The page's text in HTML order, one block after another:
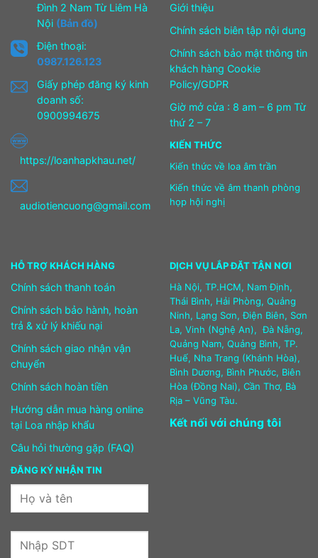
Đình 2 Nam Từ Liêm Hà
Nội (Bản đồ)
Điện thoại:
0987.126.123
Giấy phép đăng ký kinh
doanh số:
0900994675
https://loanhapkhau.net/
audiotiencuong@gmail.com
Giới thiệu
Chính sách biên tập nội dung
Chính sách bảo mật thông tin
khách hàng Cookie
Policy/GDPR
Giờ mở cửa : 8 am – 6 pm Từ
thứ 2 – 7
KIẾN THỨC
Kiến thức về loa âm trần
Kiến thức về âm thanh phòng
họp hội nghị
HỖ TRỢ KHÁCH HÀNG
Chính sách thanh toán
Chính sách bảo hành, hoàn
trả & xử lý khiếu nại
Chính sách giao nhận vận
chuyển
Chính sách hoàn tiền
Hướng dẫn mua hàng online
tại Loa nhập khẩu
Câu hỏi thường gặp (FAQ)
ĐĂNG KÝ NHẬN TIN
DỊCH VỤ LẮP ĐẶT TẬN NƠI
Hà Nội, TP.HCM, Nam Định,
Thái Bình, Hải Phòng, Quảng
Ninh, Lạng Sơn, Điện Biên, Sơn
La, Vinh (Nghệ An), Đà Nẵng,
Quảng Nam, Quảng Bình, TP.
Huế, Nha Trang (Khánh Hòa),
Bình Dương, Bình Phước, Biên
Hòa (Đồng Nai), Cần Thơ, Bà
Rịa – Vũng Tàu.
Kết nối với chúng tôi